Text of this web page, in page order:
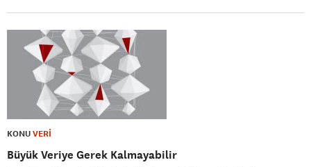
KONUVERİ
Büyük Veriye Gerek Kalmayabilir